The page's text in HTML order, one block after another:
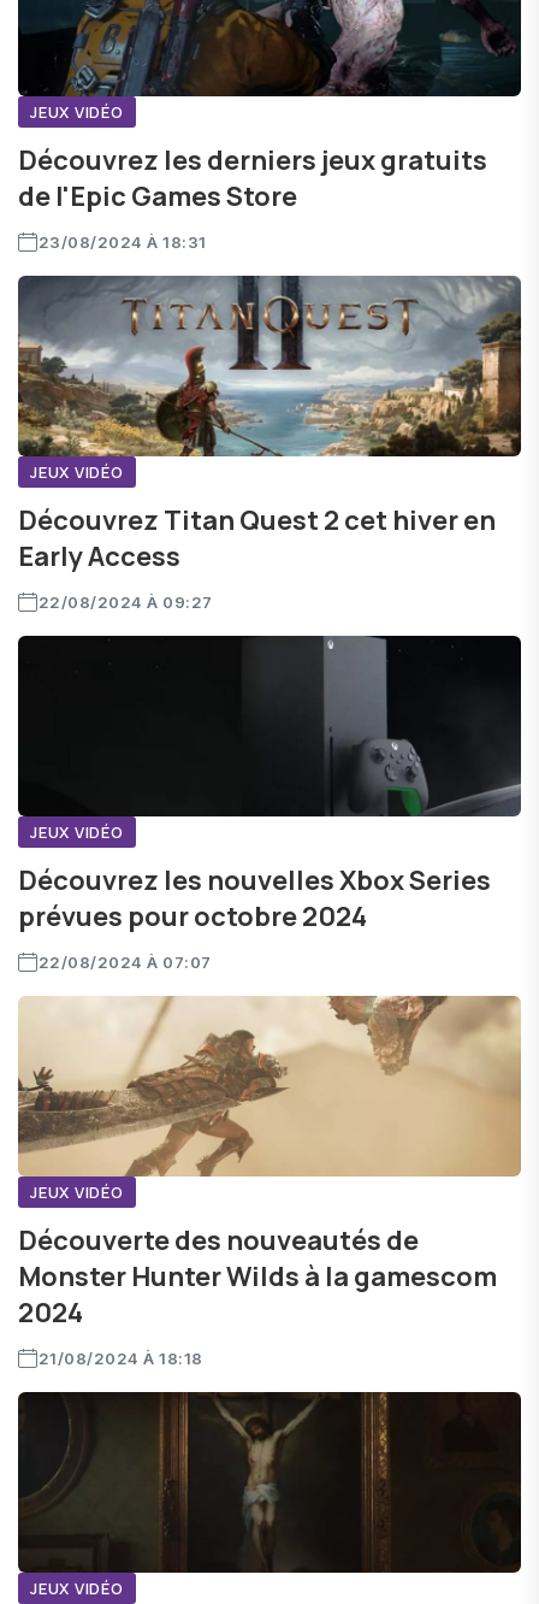
JEUX VIDÉO
Découvrez les derniers jeux gratuits
de l'Epic Games Store
23/08/2024 À 18:31
JEUX VIDÉO
Découvrez Titan Quest 2 cet hiver en
Early Access
22/08/2024 À 09:27
JEUX VIDÉO
Découvrez les nouvelles Xbox Series
prévues pour octobre 2024
22/08/2024 À 07:07
JEUX VIDÉO
Découverte des nouveautés de
Monster Hunter Wilds à la gamescom
2024
21/08/2024 À 18:18
JEUX VIDÉO